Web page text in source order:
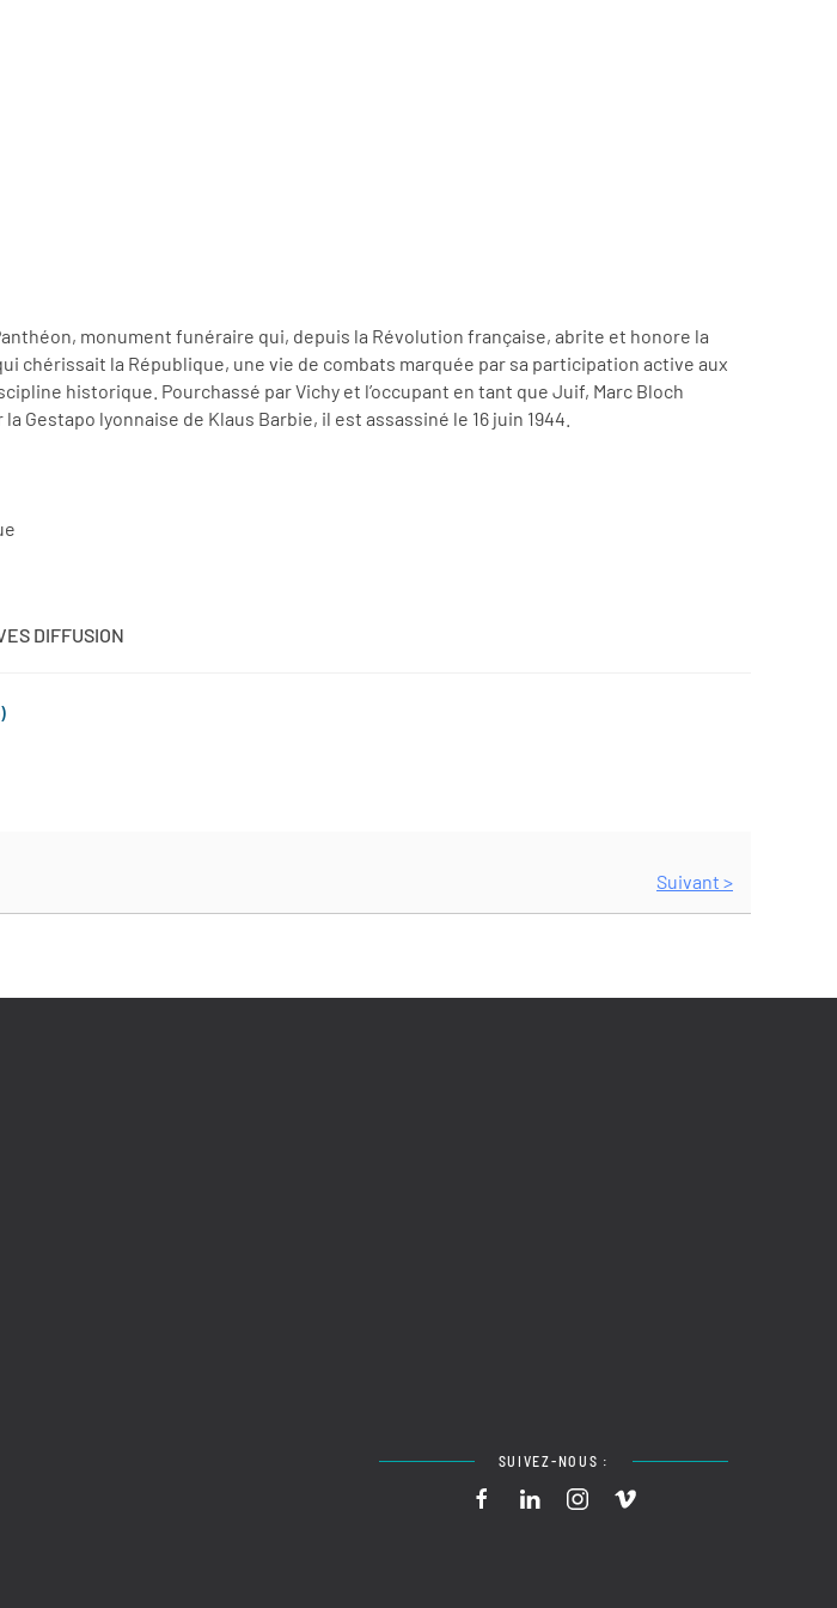
monument funéraire qui, depuis la Révolution française, abrite et honore la
chérissait la République, une vie de combats marquée par sa participation active aux
historique. Pourchassé par Vichy et l’occupant en tant que Juif, Marc Bloch
Gestapo lyonnaise de Klaus Barbie, il est assassiné le 16 juin 1944.
DIFFUSION
Suivant >
SUIVEZ-NOUS :